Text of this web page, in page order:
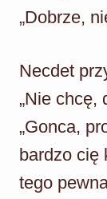
„Dobrze,
Necdet
„Nie chcę,
„Gonca,
bardzo cię
tego